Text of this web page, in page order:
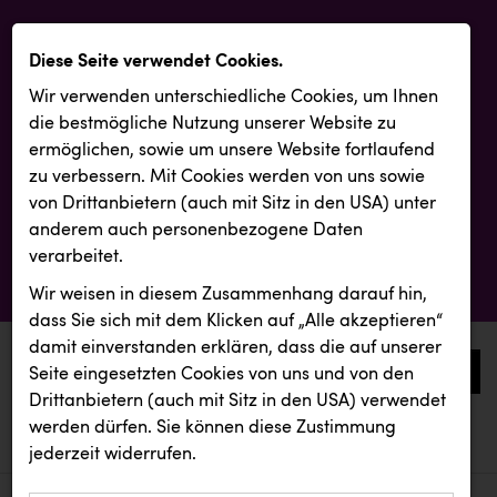
0
aktuelle aussendungen
aktuelle aussendungen
Diese Seite verwendet Cookies.
Wir verwenden unterschiedliche Cookies, um Ihnen
die best­mögliche Nutzung unserer Website zu
ermöglichen, sowie um unsere Website fortlaufend
zu verbessern. Mit Cookies werden von uns sowie
von Drittanbietern (auch mit Sitz in den USA) unter
anderem auch personenbezogene Daten
verarbeitet.
Wir weisen in diesem Zusammenhang darauf hin,
dass Sie sich mit dem Klicken auf „Alle akzeptieren“
damit ein­ver­standen erklären, dass die auf unserer
Seite eingesetzten Cookies von uns und von den
Drittanbietern (auch mit Sitz in den USA) verwendet
werden dürfen. Sie können diese Zustimmung
jederzeit widerrufen.